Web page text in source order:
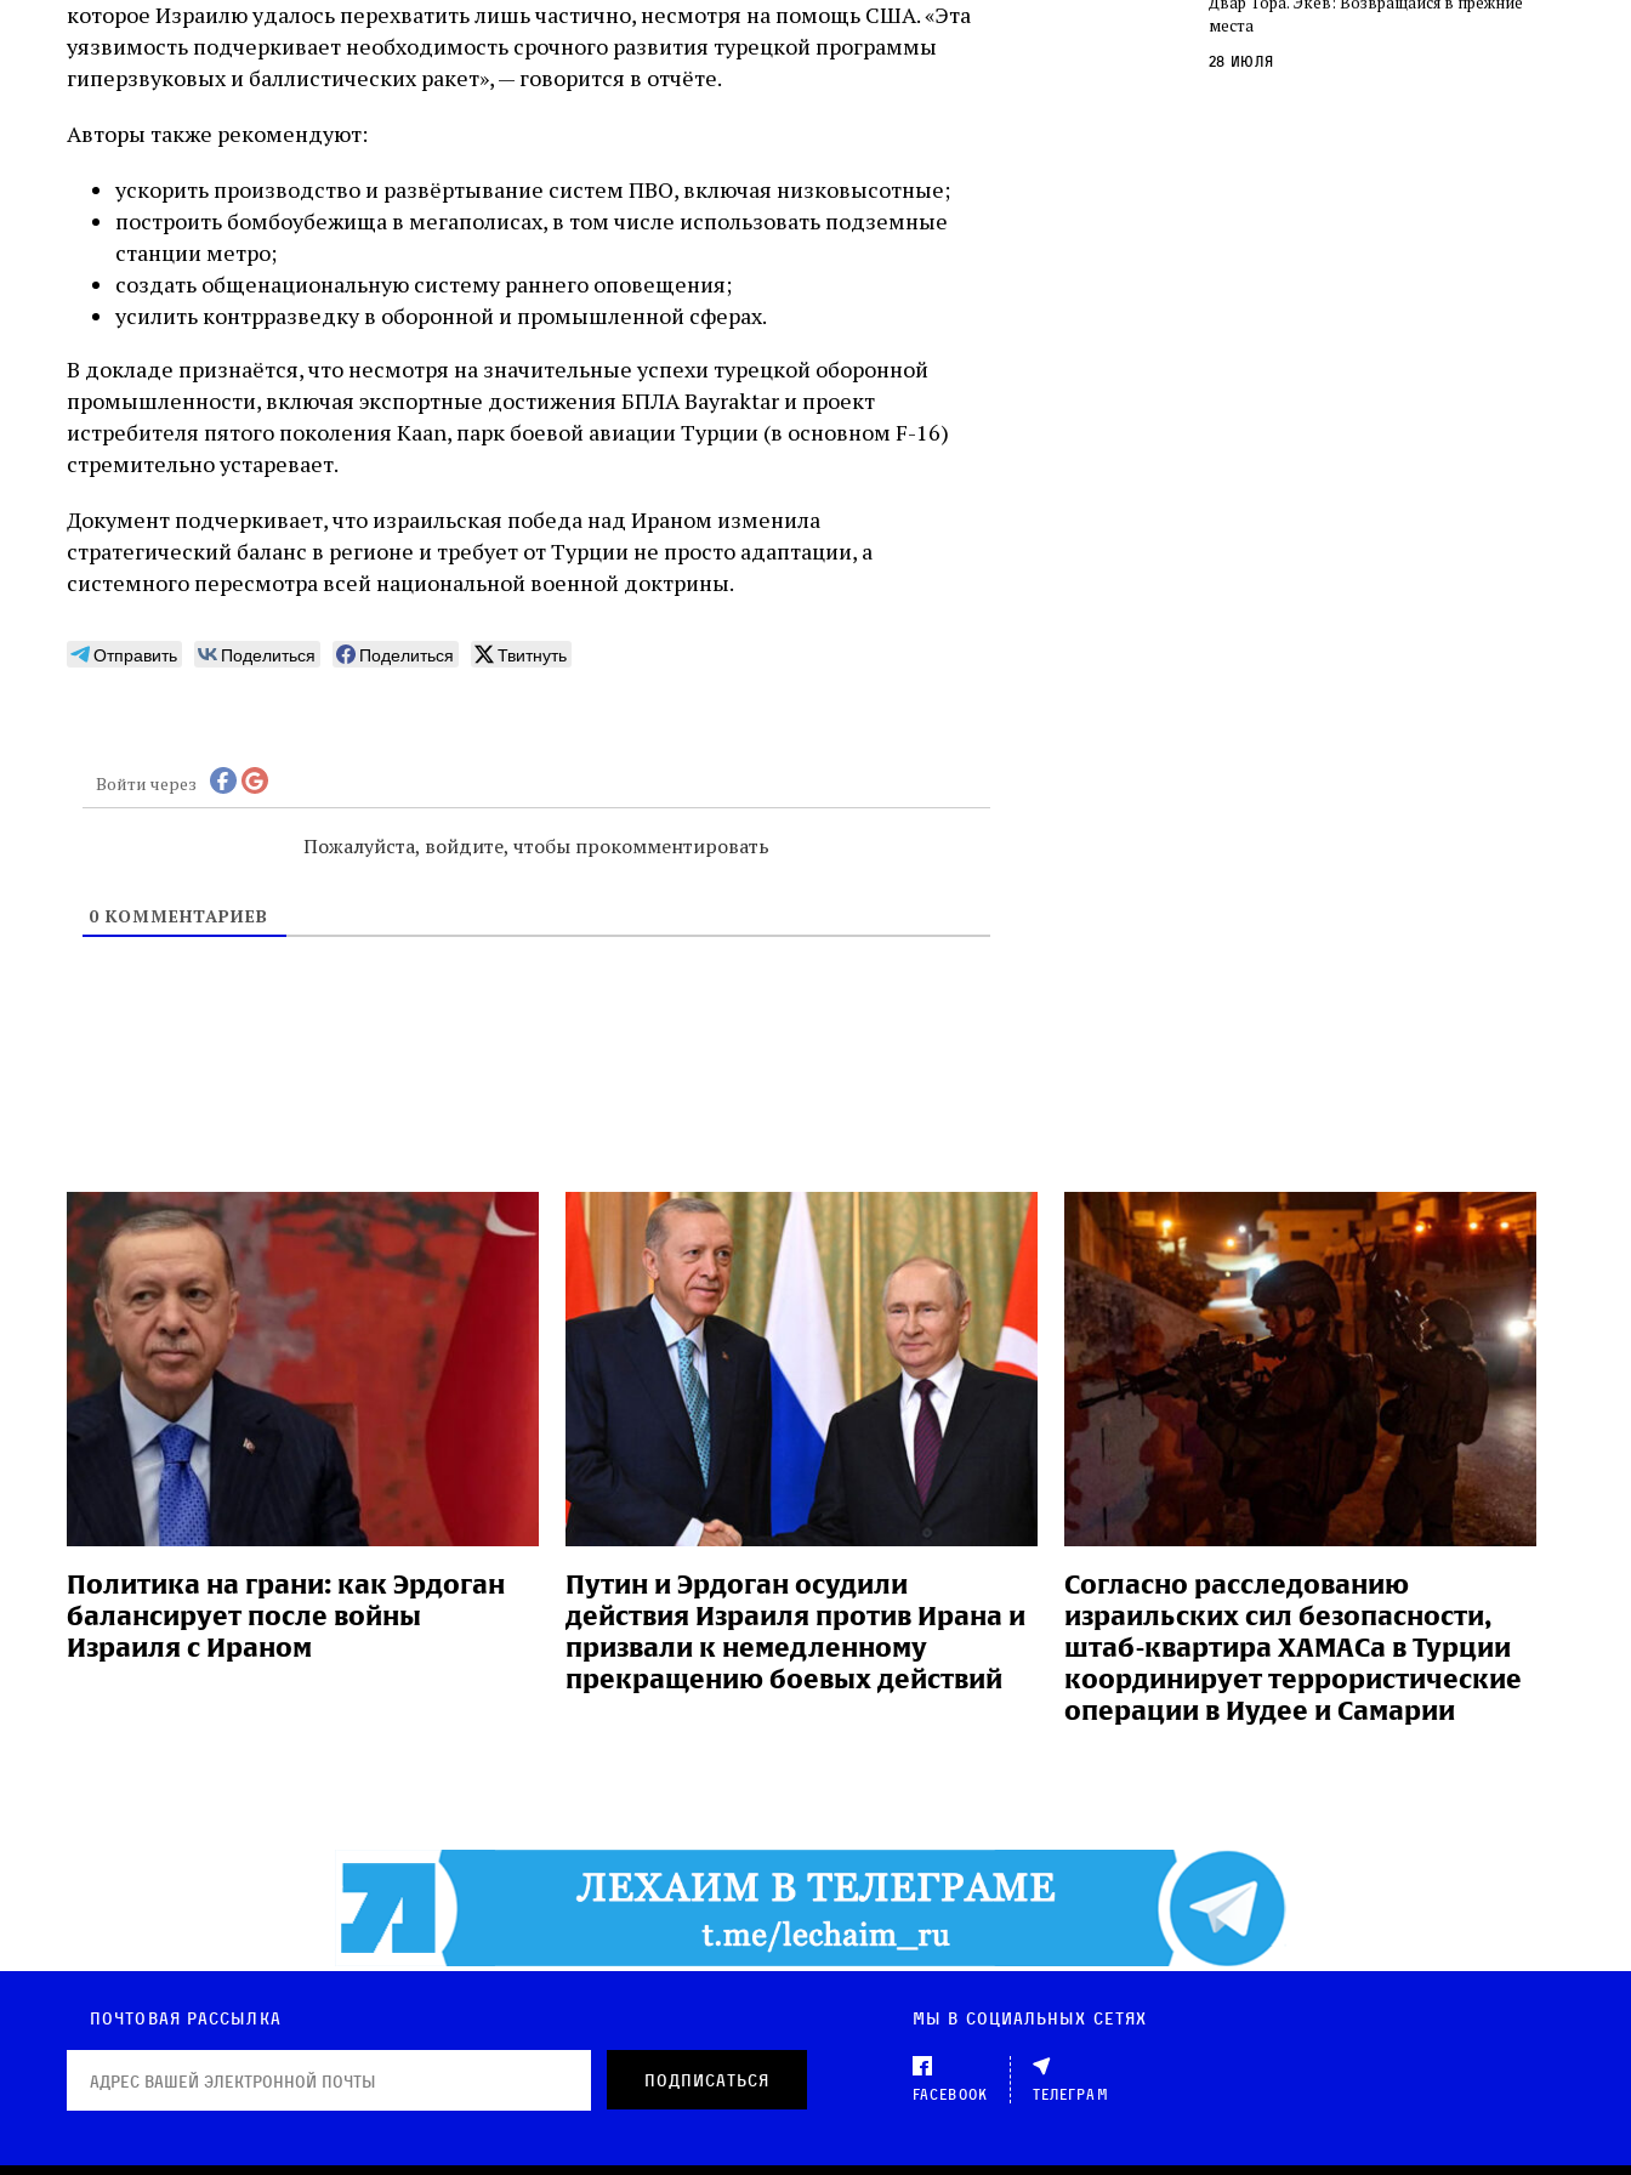
которое Израилю удалось перехватить лишь частично, несмотря на помощь США. «Эта
уязвимость подчеркивает необходимость срочного развития турецкой программы
гиперзвуковых и баллистических ракет», — говорится в отчёте.
Авторы также рекомендуют:
ускорить производство и развёртывание систем ПВО, включая низковысотные;
построить бомбоубежища в мегаполисах, в том числе использовать подземные
станции метро;
создать общенациональную систему раннего оповещения;
усилить контрразведку в оборонной и промышленной сферах.
В докладе признаётся, что несмотря на значительные успехи турецкой оборонной
промышленности, включая экспортные достижения БПЛА Bayraktar и проект
истребителя пятого поколения Kaan, парк боевой авиации Турции (в основном F-16)
стремительно устаревает.
Документ подчеркивает, что израильская победа над Ираном изменила
стратегический баланс в регионе и требует от Турции не просто адаптации, а
системного пересмотра всей национальной военной доктрины.
Отправить Поделиться Поделиться Твитнуть
Войти через
Пожалуйста, войдите, чтобы прокомментировать
0КОММЕНТАРИЕВ
слово в переводе Библии
места
28 июля
Политика на грани: как Эрдоган
балансирует после войны
Израиля с Ираном
Путин и Эрдоган осудили
действия Израиля против Ирана и
призвали к немедленному
прекращению боевых действий
Согласно расследованию
израильских сил безопасности,
штаб-квартира ХАМАСа в Турции
координирует террористические
операции в Иудее и Самарии
Почтовая рассылка Мы в социальных сетях
Facebook Телеграм